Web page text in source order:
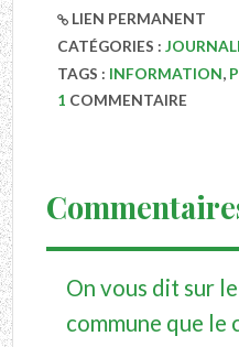
LIEN PERMANENT
CATÉGORIES :
TAGS : INFORMATION,
1 COMMENTAIRE
On vous dit sur
commune que le